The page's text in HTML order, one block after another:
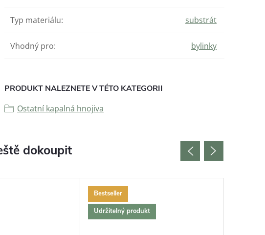
Typ materiálu: substrát
Vhodný pro: bylinky
PRODUKT NALEZNETE V TÉTO KATEGORII
Ostatní kapalná hnojiva
dokoupit
Bestseller
Udržitelný produkt